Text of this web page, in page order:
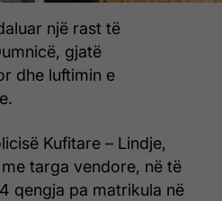
një rast të
gjatë
dhe luftimin e
Kufitare – Lindje,
targa vendore, në të
qengja pa matrikula në